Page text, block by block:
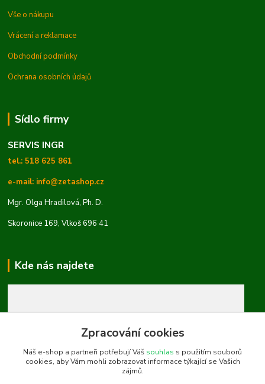
Vše o nákupu
Vrácení a reklamace
Obchodní podmínky
Ochrana osobních údajů
Sídlo firmy
SERVIS INGR
tel.: 518 625 861
e-mail: info@zetashop.cz
Mgr. Olga Hradilová, Ph. D.
Skoronice 169, Vlkoš 696 41
Kde nás najdete
Zpracování cookies
Náš e-shop a partneři potřebují Váš souhlas s použitím souborů
cookies, aby Vám mohli zobrazovat informace týkající se Vašich
zájmů.